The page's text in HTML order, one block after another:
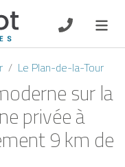
FR NL
Le Plan-de-la-Tour
sur la
privée à
9 km de